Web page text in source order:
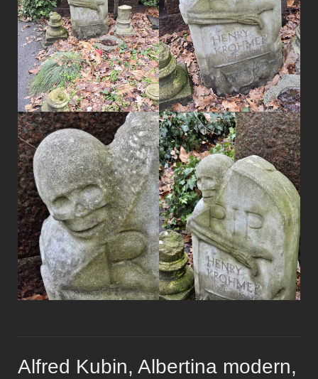
Alfred Kubin, Albertina modern,